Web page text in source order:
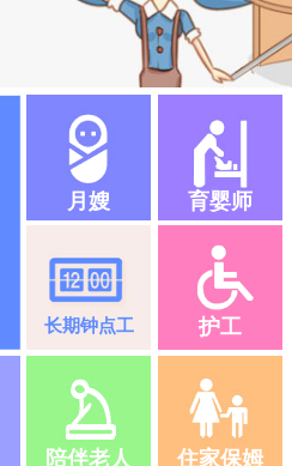
月嫂 育婴师
长期钟点工 护工
陪伴老人 住家保姆